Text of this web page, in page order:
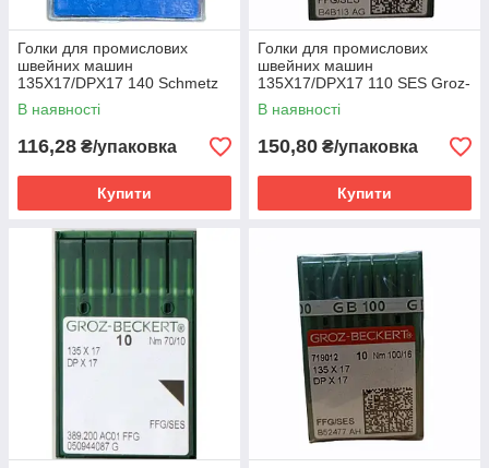
Голки для промислових
швейних машин
135X17/DPX17 140 Schmetz
В наявності
116,28 ₴/упаковка
Купити
Голки для промислових
швейних машин
135X17/DPX17 110 SES Groz-
Beckert
В наявності
150,80 ₴/упаковка
Купити